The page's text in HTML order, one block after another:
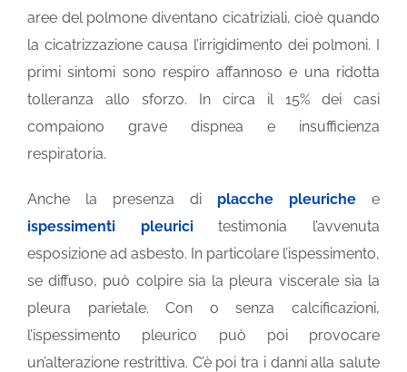
aree del polmone diventano cicatriziali, cioè quando
la cicatrizzazione causa l’irrigidimento dei polmoni. I
primi sintomi sono respiro affannoso e una ridotta
tolleranza allo sforzo. In circa il 15% dei casi
compaiono grave dispnea e insufficienza
respiratoria.
Anche la presenza di placche pleuriche e
ispessimenti pleuricitestimonia l’avvenuta
esposizione ad asbesto. In particolare l’ispessimento,
se diffuso, può colpire sia la pleura viscerale sia la
pleura parietale. Con o senza calcificazioni,
l’ispessimento pleurico può poi provocare
un’alterazione restrittiva. C’è poi tra i danni alla salute